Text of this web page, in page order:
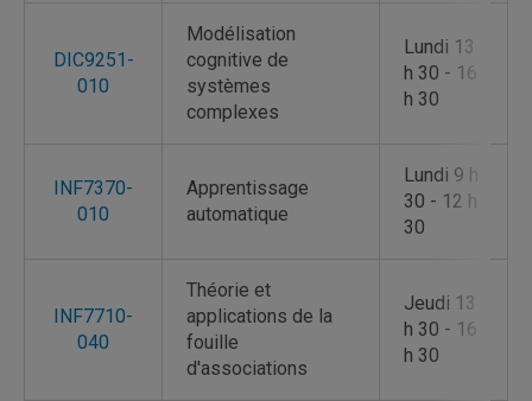
DIC9251-
010
Modélisation
cognitive de
systèmes
complexes
Lundi 13
h 30 - 16
h 30
INF7370-
010
Apprentissage
automatique
Lundi 9 h
30 - 12 h
30
INF7710-
040
Théorie et
applications de la
fouille
d'associations
Jeudi 13
h 30 - 16
h 30